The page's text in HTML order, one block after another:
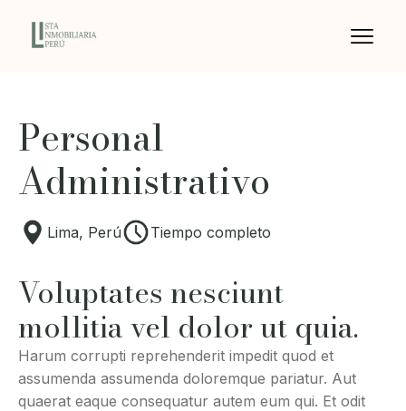
Personal
Administrativo
Lima, Perú Tiempo completo
Voluptates nesciunt
mollitia vel dolor ut quia.
Harum corrupti reprehenderit impedit quod et
assumenda assumenda doloremque pariatur. Aut
quaerat eaque consequatur autem eum qui. Et odit